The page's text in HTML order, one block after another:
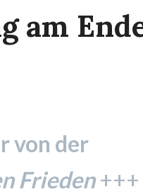
am
von der
Frieden +++